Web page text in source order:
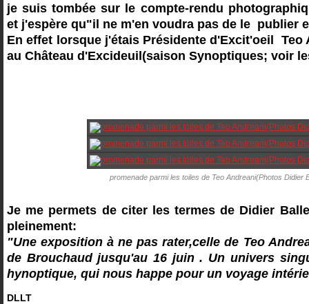
je suis tombée sur le compte-rendu
et j'espère qu"il ne m'en voudra pas de le publier
En effet lorsque j'étais Présidente d'Excit'oeil Teo
au Château d'Excideuil(saison Synoptiques; voir
promenade parmi les toiles de Teo Andreani(Photos Didier
Je me permets de citer les termes de Didier
pleinement:
"Une exposition à ne pas rater,celle de Teo
de Brouchaud jusqu'au 16 juin . Un univers
hynoptique, qui nous happe pour un voyage
DLLT